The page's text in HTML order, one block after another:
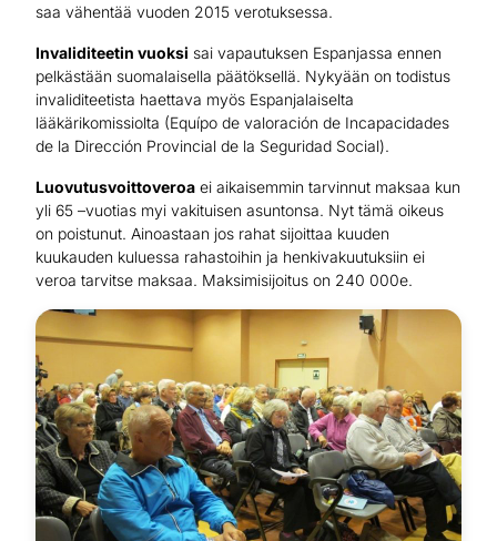
saa vähentää vuoden 2015 verotuksessa.
Invaliditeetin vuoksi sai vapautuksen Espanjassa ennen
pelkästään suomalaisella päätöksellä. Nykyään on todistus
invaliditeetista haettava myös Espanjalaiselta
lääkärikomissiolta (Equípo de valoración de Incapacidades
de la Dirección Provincial de la Seguridad Social).
Luovutusvoittoveroa ei aikaisemmin tarvinnut maksaa kun
yli 65 –vuotias myi vakituisen asuntonsa. Nyt tämä oikeus
on poistunut. Ainoastaan jos rahat sijoittaa kuuden
kuukauden kuluessa rahastoihin ja henkivakuutuksiin ei
veroa tarvitse maksaa. Maksimisijoitus on 240 000e.